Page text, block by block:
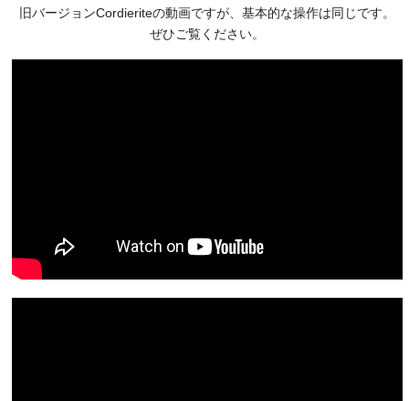
旧バージョンCordieriteの動画ですが、基本的な操作は同じです。
ぜひご覧ください。